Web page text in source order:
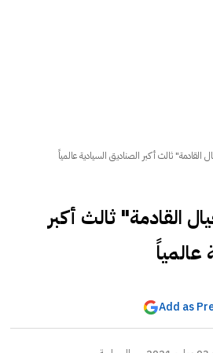
القادمة" ثالث أكبر الصناديق السيادية عالمياً
القادمة" ثالث أكبر
عالمياً
Add as